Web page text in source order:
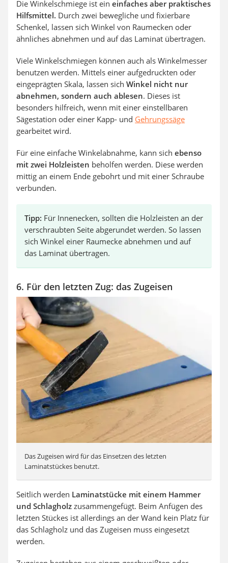
Die Winkelschmiege ist ein einfaches aber praktisches
Hilfsmittel. Durch zwei bewegliche und fixierbare
Schenkel, lassen sich Winkel von Raumecken oder
ähnliches abnehmen und auf das Laminat übertragen.
Viele Winkelschmiegen können auch als Winkelmesser
benutzen werden. Mittels einer aufgedruckten oder
eingeprägten Skala, lassen sich Winkel nicht nur
abnehmen, sondern auch ablesen. Dieses ist
besonders hilfreich, wenn mit einer einstellbaren
Sägestation oder einer Kapp- und Gehrungssäge
gearbeitet wird.
Für eine einfache Winkelabnahme, kann sich ebenso
mit zwei Holzleisten beholfen werden. Diese werden
mittig an einem Ende gebohrt und mit einer Schraube
verbunden.
Tipp: Für Innenecken, sollten die Holzleisten an der
verschraubten Seite abgerundet werden. So lassen
sich Winkel einer Raumecke abnehmen und auf
das Laminat übertragen.
6. Für den letzten Zug: das Zugeisen
Das Zugeisen wird für das Einsetzen des letzten
Laminatstückes benutzt.
Seitlich werden Laminatstücke mit einem Hammer
und Schlagholz zusammengefügt. Beim Anfügen des
letzten Stückes ist allerdings an der Wand kein Platz für
das Schlagholz und das Zugeisen muss eingesetzt
werden.